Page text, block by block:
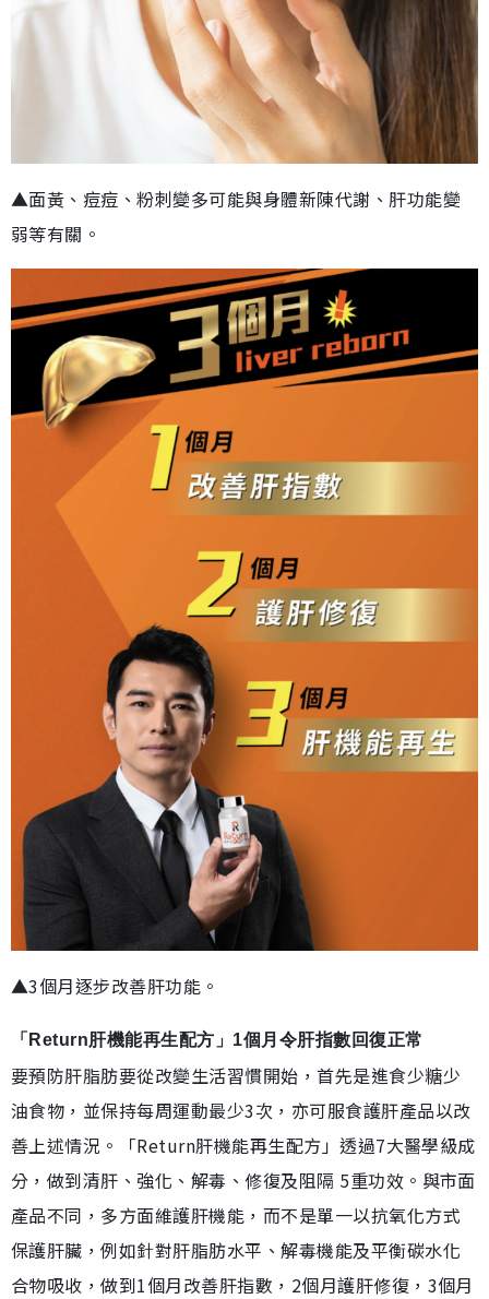
▲面黃、痘痘、粉刺變多可能與身體新陳代謝、肝功能變
弱等有關。
▲3個月逐步改善肝功能。
「Return肝機能再生配方」1個月令肝指數回復正常
要預防肝脂肪要從改變生活習慣開始，首先是進食少糖少
油食物，並保持每周運動最少3次，亦可服食護肝產品以改
善上述情況。「Return肝機能再生配方」透過7大醫學級成
分，做到清肝、強化、解毒、修復及阻隔 5重功效。與市面
產品不同，多方面維護肝機能，而不是單一以抗氧化方式
保護肝臟，例如針對肝脂肪水平、解毒機能及平衡碳水化
合物吸收，做到1個月改善肝指數，2個月護肝修復，3個月